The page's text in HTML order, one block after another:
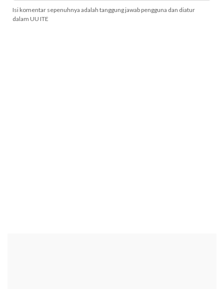
Isi komentar sepenuhnya adalah tanggung jawab pengguna dan diatur
dalam UU ITE